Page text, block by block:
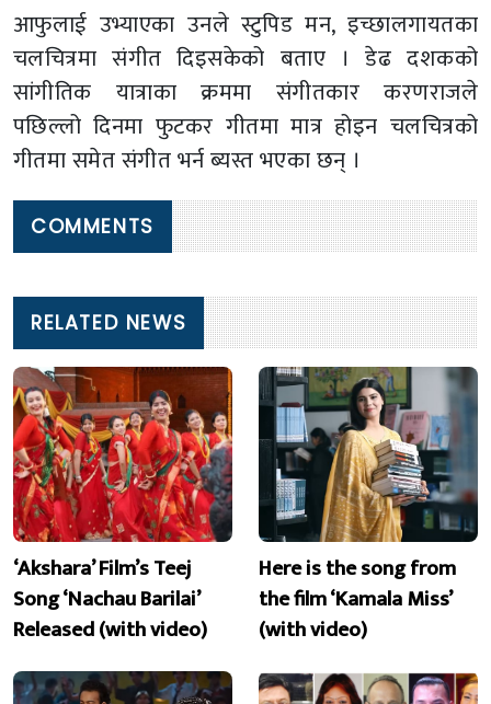
आफुलाई उभ्याएका उनले स्टुपिड मन, इच्छालगायतका
चलचित्रमा संगीत दिइसकेको बताए । डेढ दशकको
सांगीतिक यात्राका क्रममा संगीतकार करणराजले
पछिल्लो दिनमा फुटकर गीतमा मात्र होइन चलचित्रको
गीतमा समेत संगीत भर्न ब्यस्त भएका छन् ।
COMMENTS
RELATED NEWS
‘Akshara’ Film’s Teej
Song ‘Nachau Barilai’
Released (with video)
Here is the song from
the film ‘Kamala Miss’
(with video)